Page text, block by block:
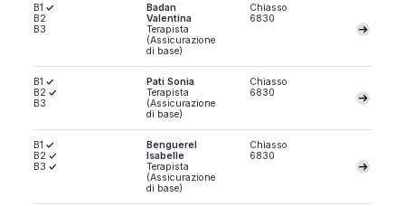
B1
B2
B3
Badan
Valentina
Terapista
(Assicurazione
di base)
6830
Chiasso
B1
B2
B3
Pati Sonia
Terapista
(Assicurazione
di base)
6830
Chiasso
B1
B2
B3
Benguerel
Isabelle
Terapista
(Assicurazione
di base)
6830
Chiasso